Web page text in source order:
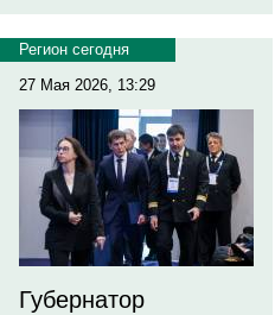
Регион сегодня
27 Мая 2026, 13:29
Губернатор